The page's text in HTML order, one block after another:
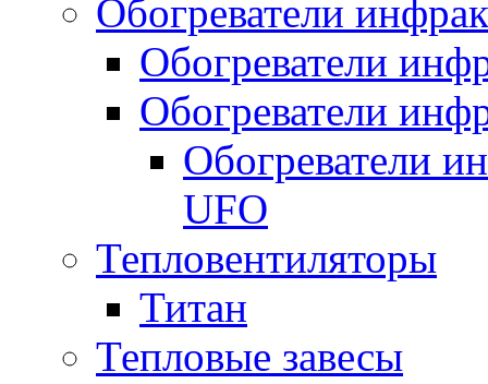
Обогреватели
Обогреватели
Обогреватели
Обогреватели
UFO
Тепловентиляторы
Титан
Тепловые завесы